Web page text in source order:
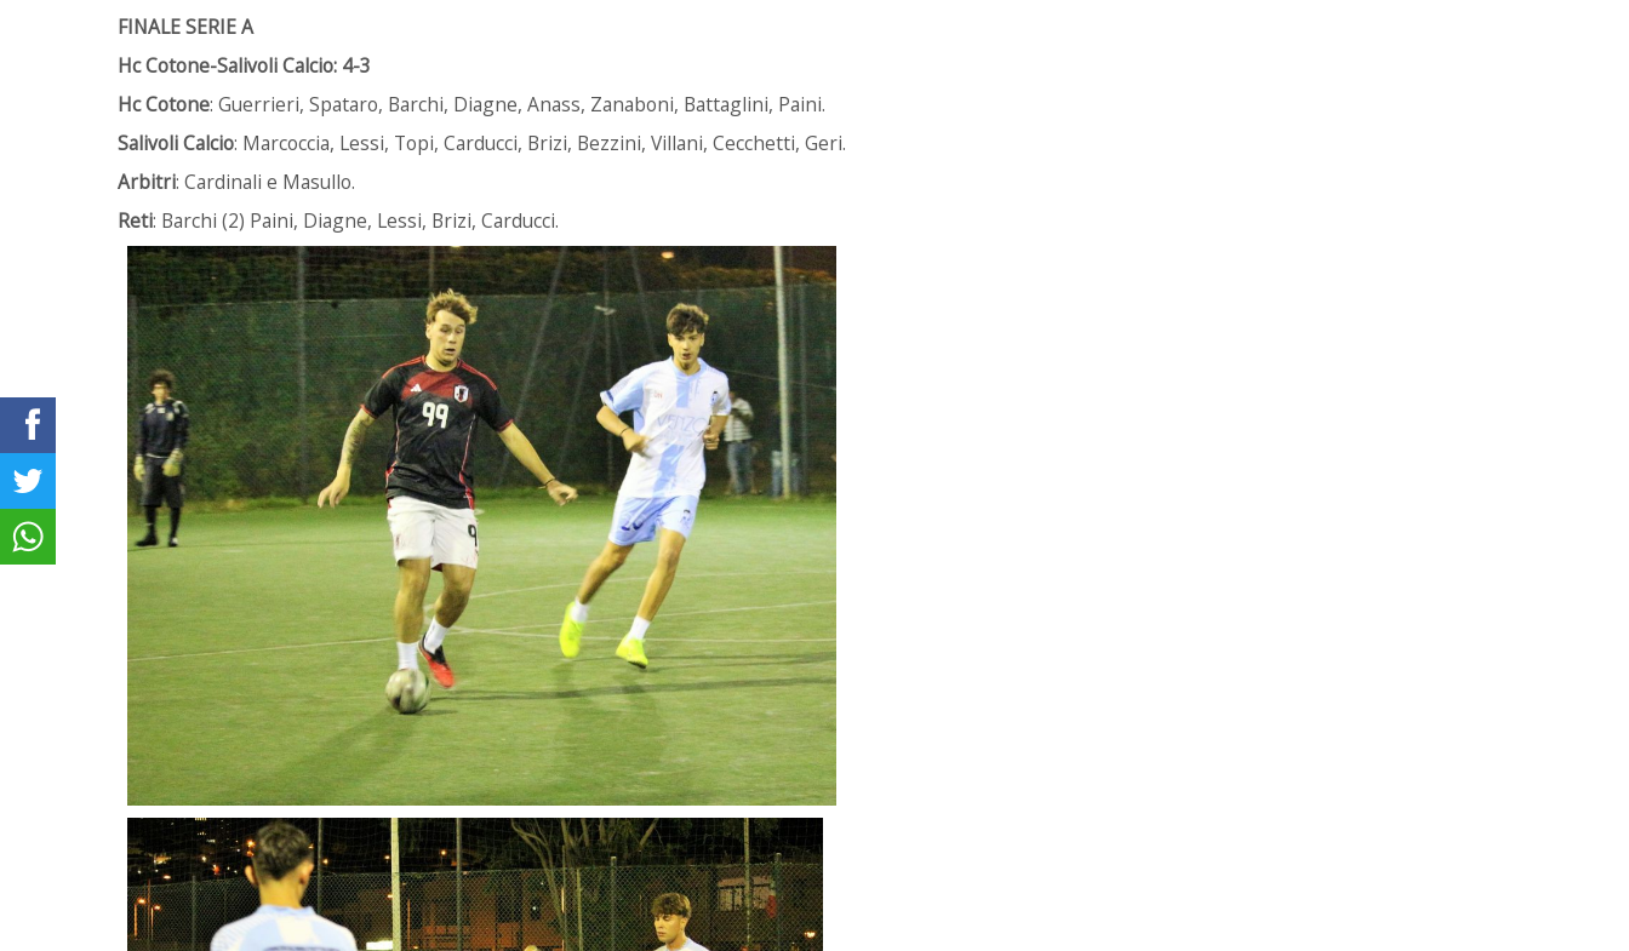
FINALE SERIE A
Hc Cotone-Salivoli Calcio: 4-3
Hc Cotone: Guerrieri, Spataro, Barchi, Diagne, Anass, Zanaboni, Battaglini, Paini.
Salivoli Calcio: Marcoccia, Lessi, Topi, Carducci, Brizi, Bezzini, Villani, Cecchetti, Geri.
Arbitri: Cardinali e Masullo.
Reti: Barchi (2) Paini, Diagne, Lessi, Brizi, Carducci.